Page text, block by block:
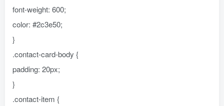
font-weight: 600;
color: #2c3e50;
}
.contact-card-body {
padding: 20px;
}
.contact-item {